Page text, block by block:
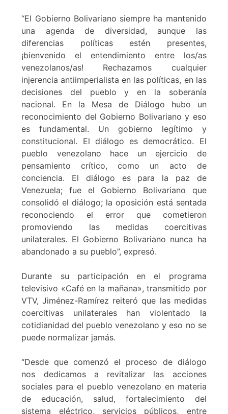
“El Gobierno Bolivariano siempre ha mantenido
una agenda de diversidad, aunque las
diferencias políticas estén presentes,
¡bienvenido el entendimiento entre los/as
venezolanos/as! Rechazamos cualquier
injerencia antiimperialista en las políticas, en las
decisiones del pueblo y en la soberanía
nacional. En la Mesa de Diálogo hubo un
reconocimiento del Gobierno Bolivariano y eso
es fundamental. Un gobierno legítimo y
constitucional. El diálogo es democrático. El
pueblo venezolano hace un ejercicio de
pensamiento crítico, como un acto de
conciencia. El diálogo es para la paz de
Venezuela; fue el Gobierno Bolivariano que
consolidó el diálogo; la oposición está sentada
reconociendo el error que cometieron
promoviendo las medidas coercitivas
unilaterales. El Gobierno Bolivariano nunca ha
abandonado a su pueblo”, expresó.
Durante su participación en el programa
televisivo «Café en la mañana», transmitido por
VTV, Jiménez-Ramírez reiteró que las medidas
coercitivas unilaterales han violentado la
cotidianidad del pueblo venezolano y eso no se
puede normalizar jamás.
“Desde que comenzó el proceso de diálogo
nos dedicamos a revitalizar las acciones
sociales para el pueblo venezolano en materia
de educación, salud, fortalecimiento del
sistema eléctrico, servicios públicos, entre